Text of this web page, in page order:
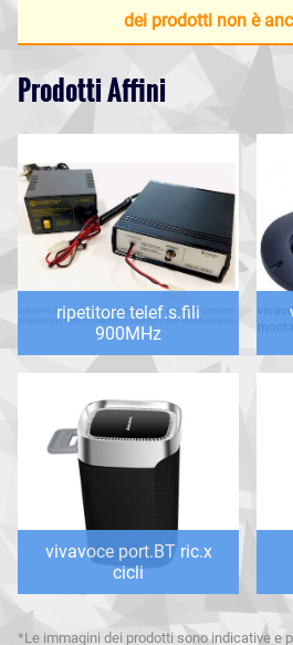
dei prodotti non è
Prodotti Affini
ripetitore telef.s.fili
900MHz
vivavoce port.BT ric.x
cicli
*Le immagini dei prodotti sono indicative e